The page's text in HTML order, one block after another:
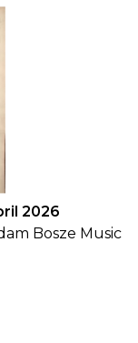
2026
Bosze Music